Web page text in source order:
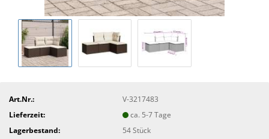
Art.Nr.:
V-3217483
Lieferzeit:
ca. 5-7 Tage
Lagerbestand:
54Stück